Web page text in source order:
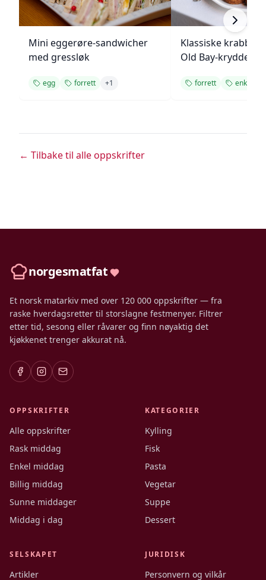
Mini eggerøre-sandwicher
med gressløk
egg forrett +1
Klassiske
Old Bay-krydder
forrett enkel
← Tilbake til alle oppskrifter
norgesmatfat
Et norsk matarkiv med over 120 000 oppskrifter — fra
raske hverdagsretter til storslagne festmenyer. Filtrer
etter tid, sesong eller råvarer og finn nøyaktig det
kjøkkenet trenger akkurat nå.
OPPSKRIFTER
Alle oppskrifter
Rask middag
Enkel middag
Billig middag
Sunne middager
Middag i dag
KATEGORIER
Kylling
Fisk
Pasta
Vegetar
Suppe
Dessert
SELSKAPET
Artikler
JURIDISK
Personvern og vilkår